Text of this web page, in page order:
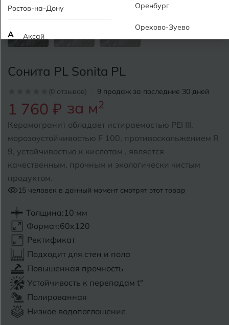
Сонита PL Sonita PL
(0 отзывов) 9 продаж за последние 30 дней
1 760 ₽ за м2
Керамогранит обладает истираемостью PEI III,
морозоустойчивостью F 100, противоскольжением R
9, устойчивостью к кислотам , является
качественным, прочным и экологически чистым
продуктом.
15 человек в данный момент смотрят этот товар
Толщина:10 мм
Формат:60x120
Ректификат
Подходит для стен и пола
Повышенная прочность
Устойчивость к перепадам t°
Полированная
Низкое водопоглощение
Ростов-на-Дону
А Аксай
Альметьевск
Армавир
Б Барнаул
Белгород
Брянск
Бугульма
Бугуруслан
В
Оренбург
Орехово-Зуево
Пятигорск
Р
С
Самара